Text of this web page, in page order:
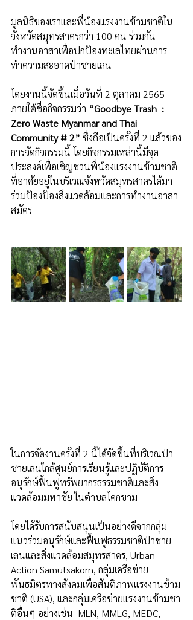
มูลนิธิของเราและพี่น้องแรงงานข้ามชาติใน
จังหวัดสมุทรสาครกว่า 100 คน ร่วมกัน
ทำงานอาสาเพื่อปกป้องทะเลไทยผ่านการ
ทำความสะอาดป่าชายเลน
โดยงานนี้จัดขึ้นเมื่อวันที่ 2 ตุลาคม 2565
ภายใต้ชื่อกิจกรรมว่า “Goodbye Trash  :
Zero Waste Myanmar and Thai
Community # 2” ซึ่งถือเป็นครั้งที่ 2 แล้วของ
การจัดกิจกรรมนี้ โดยกิจกรรมเหล่านี้มีจุด
ประสงค์เพื่อเชิญชวนพี่น้องแรงงานข้ามชาติ
ที่อาศัยอยู่ในบริเวณจังหวัดสมุทรสาครได้มา
ร่วมป้องป้องสิ่งแวดล้อมและการทำงานอาสา
สมัคร
ในการจัดงานครั้งที่ 2 นี้ได้จัดขึ้นที่บริเวณป่า
ชายเลนใกล้ศูนย์​การเรียนรู้และปฏิบัติการ
อนุรักษ์ฟื้นฟูทรัพยากรธรรมชาติและสิ่ง
แวดล้อมมหาชัย ในตำบลโคกขาม
โดยได้รับการสนับสนุนเป็นอย่างดีจากกลุ่ม
แนวร่วมอนุรักษ์และฟื้นฟูธรรมชาติป่าชาย
เลนและสิ่งแวดล้อมสมุทรสาคร, Urban
Action Samutsakorn, กลุ่มเครือข่าย
พันธมิตรทางสังคมเพื่อสันติภาพแรงงานข้าม
ชาติ (USA), และกลุ่มเครือข่ายแรงงานข้ามชา
ติอื่นๆ อย่างเช่น  MLN, MMLG, MEDC,